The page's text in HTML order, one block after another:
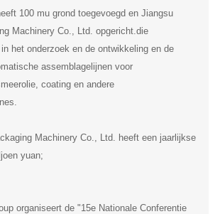
100 mu grond toegevoegd en Jiangsu
Machinery Co., Ltd. opgericht.die
het onderzoek en de ontwikkeling en de
assemblagelijnen voor
coating en andere
Machinery Co., Ltd. heeft een jaarlijkse
yuan;
organiseert de "15e Nationale Conferentie